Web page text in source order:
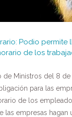
Podio permite
de los
de Ministros del 8
para las
de los
las empresas hagan